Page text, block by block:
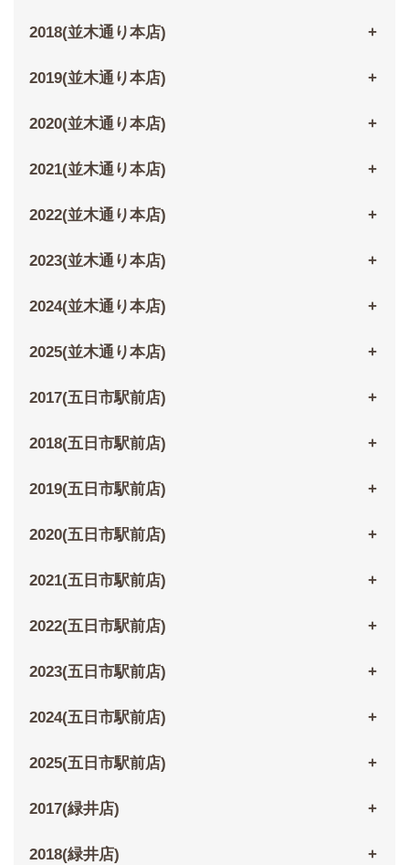
2018(並木通り本店)
2019(並木通り本店)
2020(並木通り本店)
2021(並木通り本店)
2022(並木通り本店)
2023(並木通り本店)
2024(並木通り本店)
2025(並木通り本店)
2017(五日市駅前店)
2018(五日市駅前店)
2019(五日市駅前店)
2020(五日市駅前店)
2021(五日市駅前店)
2022(五日市駅前店)
2023(五日市駅前店)
2024(五日市駅前店)
2025(五日市駅前店)
2017(緑井店)
2018(緑井店)